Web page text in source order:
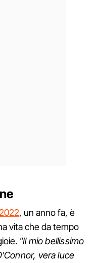
, un anno fa, è
vita che da tempo
"Il mio bellissimo
vera luce